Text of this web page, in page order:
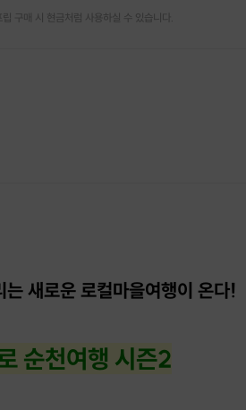
립 구매 시 현금처럼 사용하실 수 있습니다.
는 새로운 로컬마을여행이 온다!
순천여행 시즌2